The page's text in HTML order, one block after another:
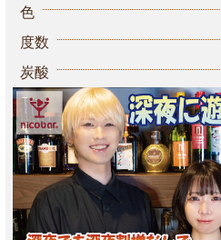
色
度数
炭酸